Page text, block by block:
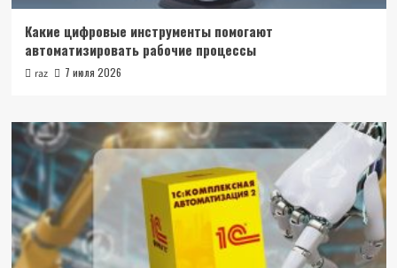
Какие цифровые инструменты помогают
автоматизировать рабочие процессы
raz 7 июля 2026